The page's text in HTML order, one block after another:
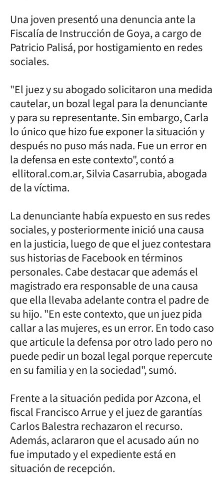
Una joven presentó una denuncia ante la
Fiscalía de Instrucción de Goya, a cargo de
Patricio Palisá, por hostigamiento en redes
sociales.
"El juez y su abogado solicitaron una medida
cautelar, un bozal legal para la denunciante
y para su representante. Sin embargo, Carla
lo único que hizo fue exponer la situación y
después no puso más nada. Fue un error en
la defensa en este contexto", contó a
ellitoral.com.ar, Silvia Casarrubia, abogada
de la víctima.
La denunciante había expuesto en sus redes
sociales, y posteriormente inició una causa
en la justicia, luego de que el juez contestara
sus historias de Facebook en términos
personales. Cabe destacar que además el
magistrado era responsable de una causa
que ella llevaba adelante contra el padre de
su hijo. "En este contexto, que un juez pida
callar a las mujeres, es un error. En todo caso
que articule la defensa por otro lado pero no
puede pedir un bozal legal porque repercute
en su familia y en la sociedad", sumó.
Frente a la situación pedida por Azcona, el
fiscal Francisco Arrue y el juez de garantías
Carlos Balestra rechazaron el recurso.
Además, aclararon que el acusado aún no
fue imputado y el expediente está en
situación de recepción.